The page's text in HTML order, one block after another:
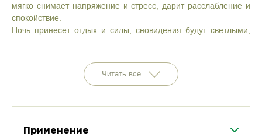
мягко снимает напряжение и стресс, дарит расслабление и
спокойствие.
Ночь принесет отдых и силы, сновидения будут светлыми,
Читать все
Применение